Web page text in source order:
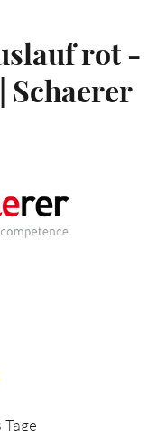
rot -
Schaerer